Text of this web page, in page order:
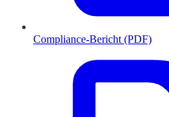
Compliance-Bericht (PDF)